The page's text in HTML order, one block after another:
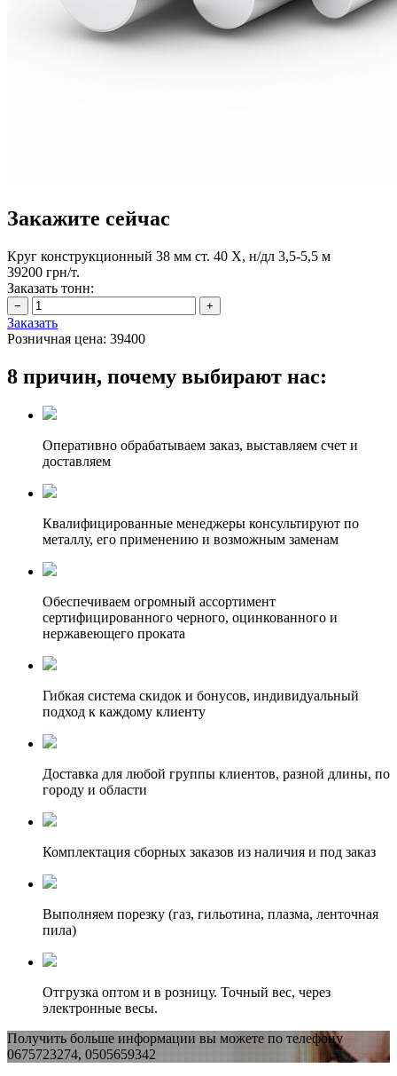
Закажите сейчас
Круг конструкционный 38 мм ст. 40 Х, н/дл 3,5-5,5 м
39200 грн/т.
Заказать тонн:
Заказать
Розничная цена: 39400
8 причин, почему выбирают нас:
Оперативно обрабатываем заказ, выставляем счет и
доставляем
Квалифицированные менеджеры консультируют по
металлу, его применению и возможным заменам
Обеспечиваем огромный ассортимент
сертифицированного черного, оцинкованного и
нержавеющего проката
Гибкая система скидок и бонусов, индивидуальный
подход к каждому клиенту
Доставка для любой группы клиентов, разной длины, по
городу и области
Комплектация сборных заказов из наличия и под заказ
Выполняем порезку (газ, гильотина, плазма, ленточная
пила)
Отгрузка оптом и в розницу. Точный вес, через
электронные весы.
Получить больше информации вы можете по телефону
0675723274, 0505659342